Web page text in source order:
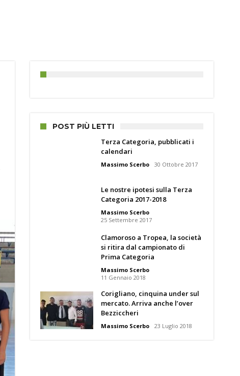
POST PIÙ LETTI
Terza Categoria, pubblicati i
calendari
Massimo Scerbo 30 Ottobre 2017
Le nostre ipotesi sulla Terza
Categoria 2017-2018
Massimo Scerbo
25 Settembre 2017
Clamoroso a Tropea, la società
si ritira dal campionato di
Prima Categoria
Massimo Scerbo
11 Gennaio 2018
Corigliano, cinquina under sul
mercato. Arriva anche l’over
Bezziccheri
Massimo Scerbo 23 Luglio 2018